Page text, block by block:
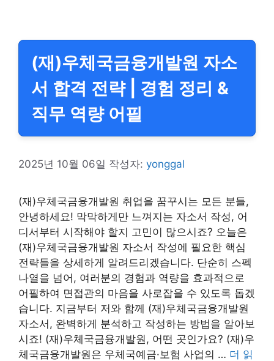
(재)우체국금융개발원 자소
서 합격 전략 | 경험 정리 &
직무 역량 어필
2025년 10월 06일 작성자: yonggal
(재)우체국금융개발원 취업을 꿈꾸시는 모든 분들,
안녕하세요! 막막하게만 느껴지는 자소서 작성, 어
디서부터 시작해야 할지 고민이 많으시죠? 오늘은
(재)우체국금융개발원 자소서 작성에 필요한 핵심
전략들을 상세하게 알려드리겠습니다. 단순히 스펙
나열을 넘어, 여러분의 경험과 역량을 효과적으로
어필하여 면접관의 마음을 사로잡을 수 있도록 돕겠
습니다. 지금부터 저와 함께 (재)우체국금융개발원
자소서, 완벽하게 분석하고 작성하는 방법을 알아보
시죠! (재)우체국금융개발원, 어떤 곳인가요? (재)우
체국금융개발원은 우체국예금·보험 사업의 … 더 읽